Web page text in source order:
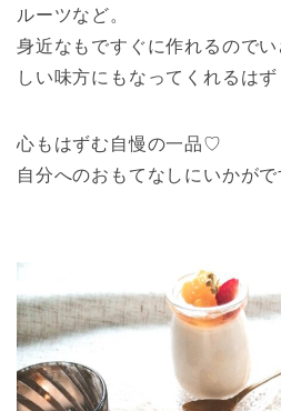
ルーツなど。
身近なもですぐに作れるので
しい味方にもなってくれるはず
心もはずむ自慢の一品♡
自分へのおもてなしにいかがで